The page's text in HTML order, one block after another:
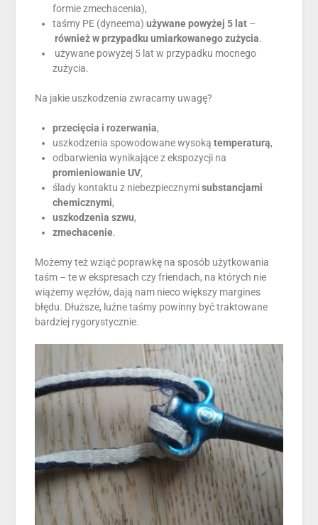
formie zmechacenia),
taśmy PE (dyneema) używane powyżej 5 lat–
również w przypadku umiarkowanego zużycia.
używane powyżej 5 lat w przypadku mocnego
zużycia.
Na jakie uszkodzenia zwracamy uwagę?
przecięcia i rozerwania,
uszkodzenia spowodowane wysoką temperaturą,
odbarwienia wynikające z ekspozycji na
promieniowanie UV,
ślady kontaktu z niebezpiecznymisubstancjami
chemicznymi,
uszkodzenia szwu,
zmechacenie.
Możemy też wziąć poprawkę na sposób użytkowania
taśm – te w ekspresach czy friendach, na których nie
wiążemy węzłów, dają nam nieco większy margines
błędu. Dłuższe, luźne taśmy powinny być traktowane
bardziej rygorystycznie.